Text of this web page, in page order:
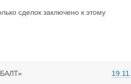
сделок заключено к этому